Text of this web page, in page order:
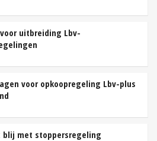
uitbreiding Lbv-
voor opkoopregeling Lbv-plus
blij met stoppersregeling